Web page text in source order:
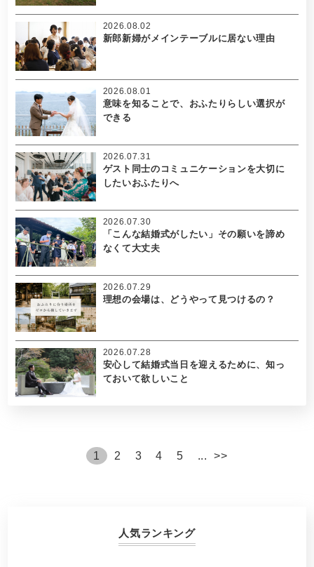
新郎新婦がメインテーブルに居ない理由
2026.08.02
意味を知ることで、おふたりらしい選択が
できる
2026.08.01
ゲスト同士のコミュニケーションを大切に
したいおふたりへ
2026.07.31
「こんな結婚式がしたい」その願いを諦め
なくて大丈夫
2026.07.30
理想の会場は、どうやって見つけるの？
2026.07.29
安心して結婚式当日を迎えるために、知っ
ておいて欲しいこと
2026.07.28
1 2 3 4 5 ... >>
人気ランキング